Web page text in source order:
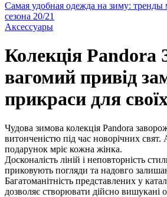
Самая удобная одежда на зиму:
сезона 20/21
Аксессуары
Колекція Pandora
вагомий привід
прикраси для
Чудова зимова колекція Pandora
витонченістю під час новорічних
подарунок мріє кожна жінка.
Досконалість ліній і неповторність
приковують погляди та надовго
Багатоманітність представлених у
дозволяє створювати дійсно вишукані